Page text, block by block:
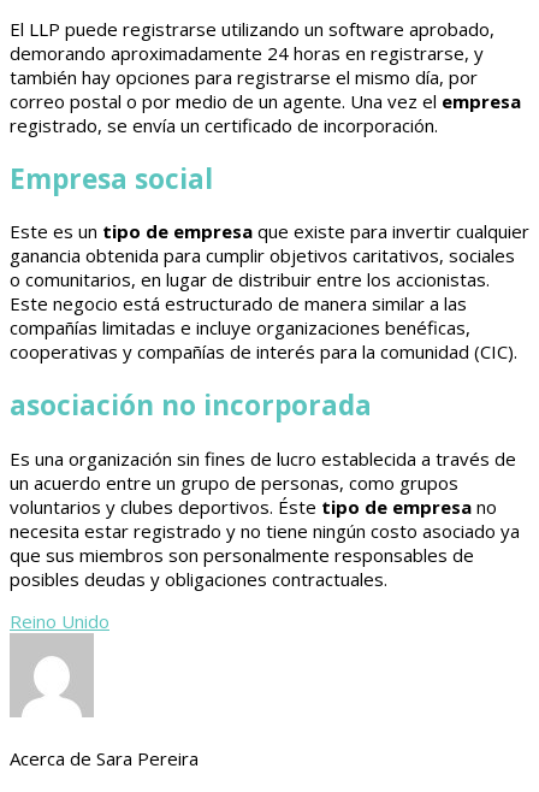
El LLP puede registrarse utilizando un software aprobado,
demorando aproximadamente 24 horas en registrarse, y
también hay opciones para registrarse el mismo día, por
correo postal o por medio de un agente. Una vez el empresa
registrado, se envía un certificado de incorporación.
Empresa social
Este es un tipo de empresa que existe para invertir cualquier
ganancia obtenida para cumplir objetivos caritativos, sociales
o comunitarios, en lugar de distribuir entre los accionistas.
Este negocio está estructurado de manera similar a las
compañías limitadas e incluye organizaciones benéficas,
cooperativas y compañías de interés para la comunidad (CIC).
asociación no incorporada
Es una organización sin fines de lucro establecida a través de
un acuerdo entre un grupo de personas, como grupos
voluntarios y clubes deportivos. Éste tipo de empresa no
necesita estar registrado y no tiene ningún costo asociado ya
que sus miembros son personalmente responsables de
posibles deudas y obligaciones contractuales.
Reino Unido
Acerca de Sara Pereira